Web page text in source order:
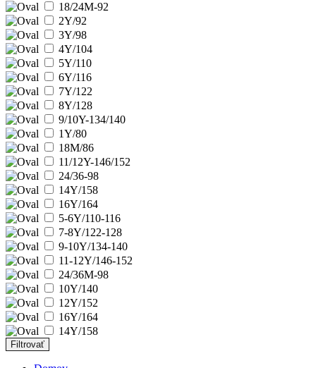
18/24M-92
2Y/92
3Y/98
4Y/104
5Y/110
6Y/116
7Y/122
8Y/128
9/10Y-134/140
1Y/80
18M/86
11/12Y-146/152
24/36-98
14Y/158
16Y/164
5-6Y/110-116
7-8Y/122-128
9-10Y/134-140
11-12Y/146-152
24/36M-98
10Y/140
12Y/152
16Y/164
14Y/158
Filtrovať